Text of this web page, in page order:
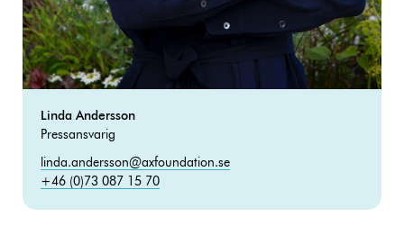
Linda Andersson
Pressansvarig
linda.andersson@axfoundation.se
+46 (0)73 087 15 70